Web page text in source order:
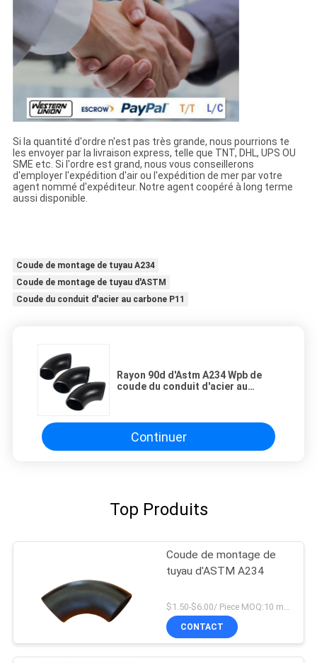
Si la quantité d'ordre n'est pas très grande, nous pourrions te
les envoyer par la livraison express, telle que TNT, DHL, UPS OU
SME etc. Si l'ordre est grand, nous vous conseillerons
d'employer l'expédition d'air ou l'expédition de mer par votre
agent nommé d'expéditeur. Notre agent coopéré à long terme
aussi disponible.
Coude de montage de tuyau A234
Coude de montage de tuyau d'ASTM
Coude du conduit d'acier au carbone P11
Rayon 90d d'Astm A234 Wpb de
coude du conduit d'acier au
Continuer
Top Produits
Coude de montage de
tuyau d'ASTM A234
CONTACT